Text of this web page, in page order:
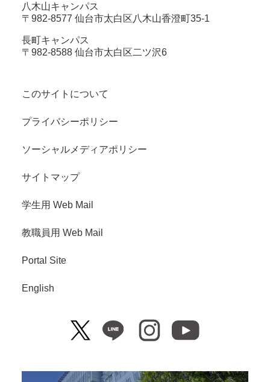
八木山キャンパス
〒982-8577 仙台市太白区八木山香澄町35-1
長町キャンパス
〒982-8588 仙台市太白区二ツ沢6
このサイトについて
プライバシーポリシー
ソーシャルメディアポリシー
サイトマップ
学生用 Web Mail
教職員用 Web Mail
Portal Site
English